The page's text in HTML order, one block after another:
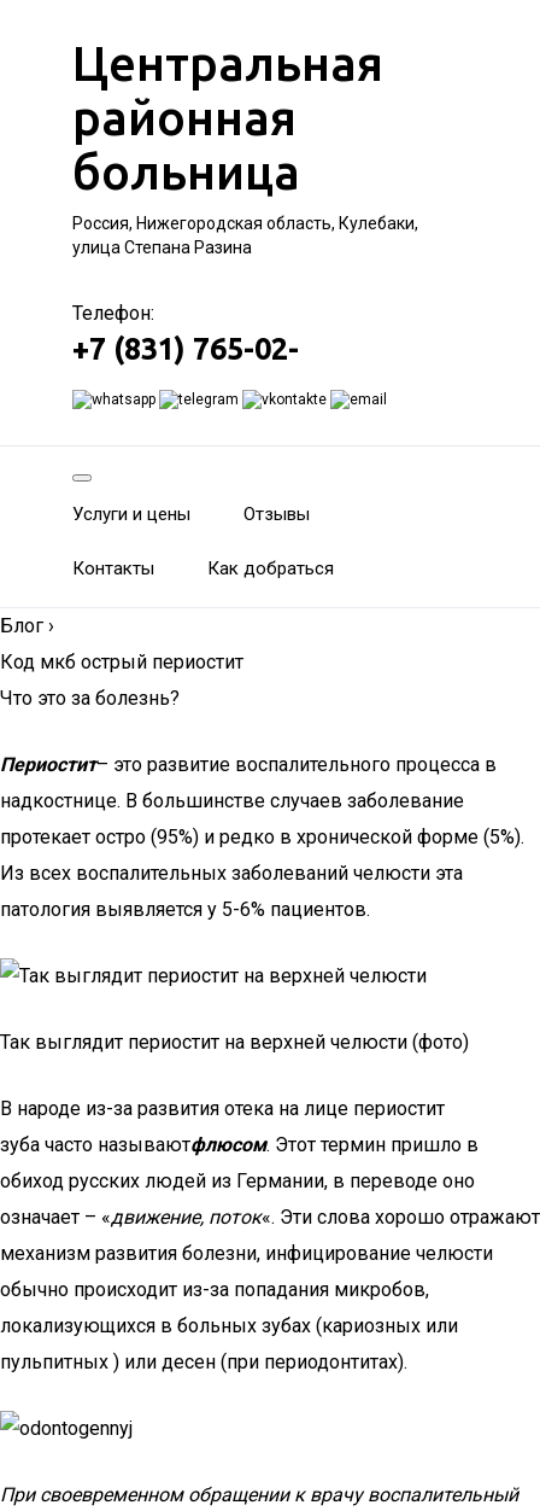
Центральная
районная
больница
Россия, Нижегородская область, Кулебаки,
улица Степана Разина
Телефон:
+7 (831) 765-02-
Услуги и цены Отзывы
Контакты Как добраться
Блог ›
Код мкб острый периостит
Что это за болезнь?
Периостит– это развитие воспалительного процесса в
надкостнице. В большинстве случаев заболевание
протекает остро (95%) и редко в хронической форме (5%).
Из всех воспалительных заболеваний челюсти эта
патология выявляется у 5-6% пациентов.
Так выглядит периостит на верхней челюсти (фото)
В народе из-за развития отека на лице периостит
зуба часто называютфлюсом. Этот термин пришло в
обиход русских людей из Германии, в переводе оно
означает – «движение, поток«. Эти слова хорошо отражают
механизм развития болезни, инфицирование челюсти
обычно происходит из-за попадания микробов,
локализующихся в больных зубах (кариозных или
пульпитных ) или десен (при периодонтитах).
При своевременном обращении к врачу воспалительный